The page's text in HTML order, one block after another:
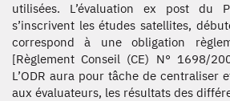
utilisées. L’évaluation ex post du
s’inscrivent les études satellites,
correspond à une obligation
[Règlement Conseil (CE) N° 1698/
L’ODR aura pour tâche de centraliser
aux évaluateurs, les résultats des